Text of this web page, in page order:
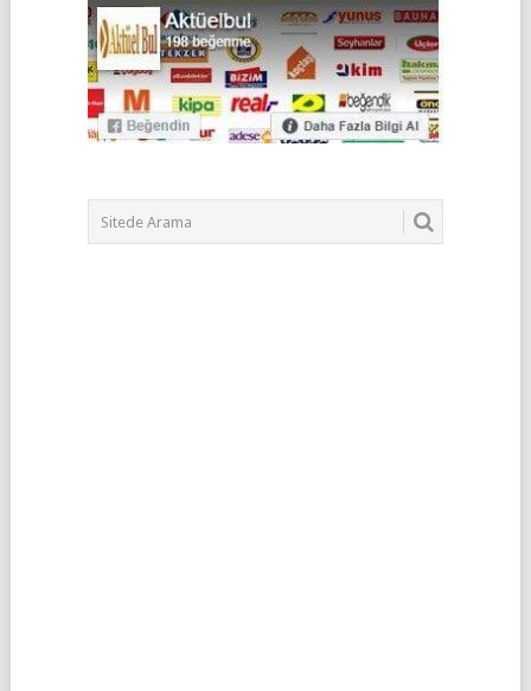
NAVIGATION